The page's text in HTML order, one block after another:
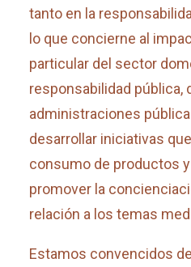
tanto en la
lo que concierne al
particular del sector
responsabilidad pública,
administraciones
desarrollar iniciativas
consumo de productos
promover la
relación a los temas
Estamos convencidos